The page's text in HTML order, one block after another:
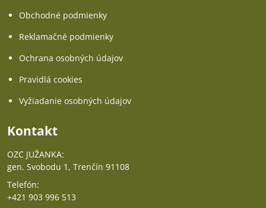
Obchodné podmienky
Reklamačné podmienky
Ochrana osobných údajov
Pravidlá cookies
Vyžiadanie osobných údajov
Kontakt
OZC JUŽANKA:
gen. Svobodu 1, Trenčín 91108
Telefón:
+421 903 996 513